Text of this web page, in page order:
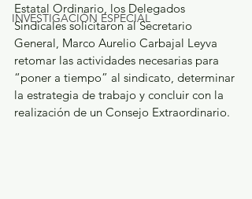
INVESTIGACIÓN ESPECIAL
Estatal Ordinario, los Delegados
Sindicales solicitaron al Secretario
General, Marco Aurelio Carbajal Leyva
retomar las actividades necesarias para
“poner a tiempo” al sindicato, determinar
la estrategia de trabajo y concluir con la
realización de un Consejo Extraordinario.